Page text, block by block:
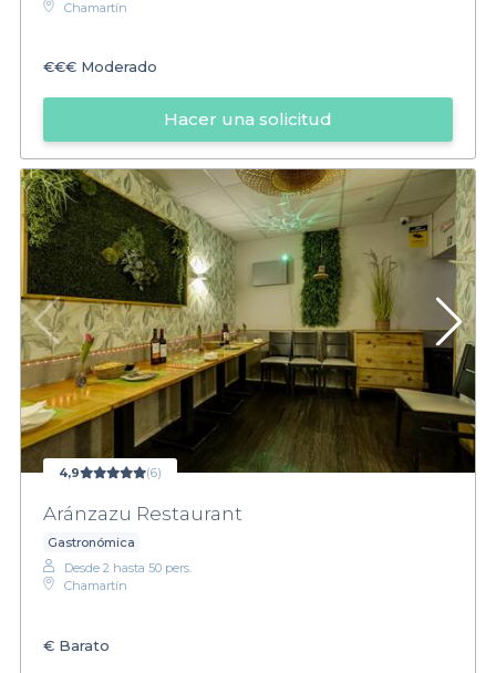
Chamartín
€€€ Moderado
Hacer una solicitud
4,9 (6)
Aránzazu Restaurant
Gastronómica
Desde 2 hasta 50 pers.
Chamartín
€ Barato